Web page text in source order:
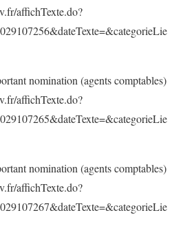
affichTexte.do?
nomination (agents comptables)
affichTexte.do?
nomination (agents comptables)
affichTexte.do?